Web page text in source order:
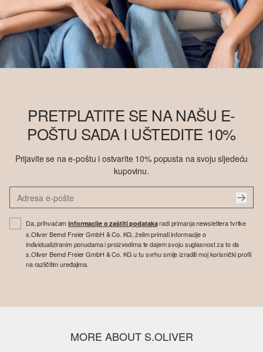
PRETPLATITE SE NA NAŠU E-
POŠTU SADA I UŠTEDITE 10%
Prijavite se na e-poštu i ostvarite 10% popusta na svoju sljedeću
kupovinu.
Da, prihvaćaminformacije o zaštiti podatakaradi primanja newslettera tvrtke
s.Oliver Bernd Freier GmbH & Co. KG, želim primati informacije o
individualiziranim ponudama i proizvodima te dajem svoju suglasnost za to da
s.Oliver Bernd Freier GmbH & Co. KG u tu svrhu smije izraditi moj korisnički profil
na različitim uređajima.
MORE ABOUT S.OLIVER